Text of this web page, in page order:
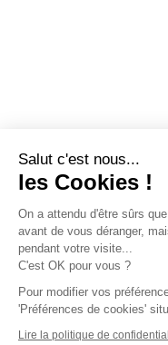
Salut c'est nous...
les Cookies !
On a attendu d'être sûrs
avant de vous déranger,
pendant votre visite...
C'est OK pour vous ?
Pour modifier vos
'Préférences de cookies'
Lire la politique de